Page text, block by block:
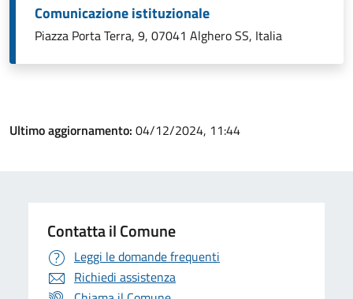
Comunicazione istituzionale
Piazza Porta Terra, 9, 07041 Alghero SS, Italia
Ultimo aggiornamento: 04/12/2024, 11:44
Contatta il Comune
Leggi le domande frequenti
Richiedi assistenza